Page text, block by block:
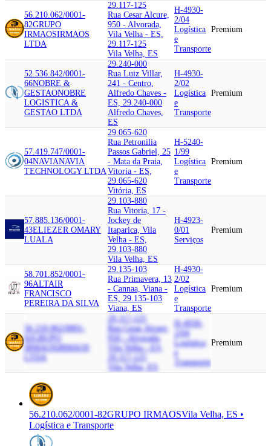
56.210.062/0001-
82GRUPO
IRMAOSIRMAOS
LTDA
29.117-125
Rua Cesar Alcure,
950 - Alvorada,
Vila Velha - ES,
29.117-125
Vila Velha, ES
H-4930-
2/04
Logística
e
Transporte
Premium
52.536.842/0001-
66NOBRE &
GESTAONOBRE
LOGISTICA &
GESTAO LTDA
29.240-000
Rua Luiz Villar,
241 - Centro,
Alfredo Chaves -
ES, 29.240-000
Alfredo Chaves,
ES
H-4930-
2/02
Logística
e
Transporte
Premium
57.419.747/0001-
04NAVIANAVIA
TECHNOLOGY LTDA
29.065-620
Rua Petronilia
Passos Gabriel, 25
- Mata da Praia,
Vitoria - ES,
29.065-620
Vitória, ES
H-5240-
1/99
Logística
e
Transporte
Premium
57.885.136/0001-
43ELIEZER OMARY
LUALA
29.103-880
Rua Vitoria, 17 -
Jockey de
Itaparica, Vila
Velha - ES,
29.103-880
Vila Velha, ES
H-4923-
0/01
Serviços
Premium
58.701.852/0001-
96ALTAIR
FRANCISCO
PEREIRA DA SILVA
29.135-103
Rua Primavera, 13
- Cannaa, Viana -
ES, 29.135-103
Viana, ES
H-4930-
2/02
Logística
e
Transporte
Premium
56.210.062/0001-
82
GRUPO
IRMAOS
IRMAOS
29.117-125
Rua Cesar Alcure,
950 - Alvorada,
Vila Velha - ES,
29.117-125
Vila Velha, ES
H-4930-
2/04
Logística
e
Transporte
Premium
56.210.062/0001-82GRUPO IRMAOSVila Velha, ES •
Logística e Transporte